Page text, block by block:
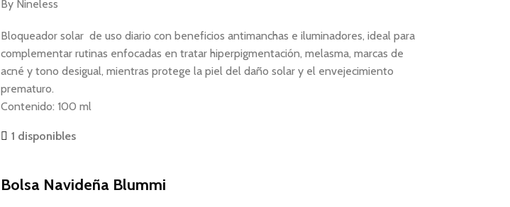
By Nineless
Bloqueador solar de uso diario con beneficios antimanchas e iluminadores, ideal para
complementar rutinas enfocadas en tratar hiperpigmentación, melasma, marcas de
acné y tono desigual, mientras protege la piel del daño solar y el envejecimiento
prematuro.
Contenido: 100 ml
1 disponibles
Bolsa Navideña Blummi